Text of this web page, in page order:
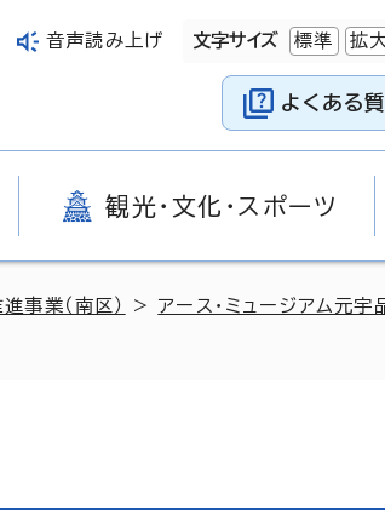
音声読み上げ 文字サイズ 標準 拡
よくある
観光・文化・スポーツ
事業（南区） > アース・ミュージアム元宇